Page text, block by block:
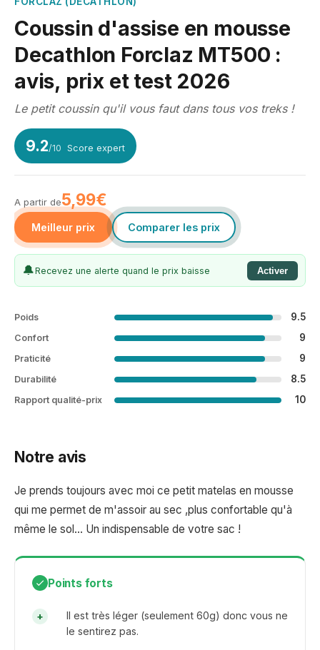
Coussin d'assise en mousse
Decathlon Forclaz MT500 :
avis, prix et test 2026
Le petit coussin qu'il vous faut dans tous vos treks !
9.2/10 Score expert
A partir de5,99€
Meilleur prix Comparer les prix
🔔Recevez une alerte quand le prix baisse Activer
Poids 9.5
Confort 9
Praticité 9
Durabilité 8.5
Rapport qualité-prix 10
Notre avis
Je prends toujours avec moi ce petit matelas en mousse
qui me permet de m'assoir au sec ,plus confortable qu'à
même le sol... Un indispensable de votre sac !
Points forts
Il est très léger (seulement 60g) donc vous ne
le sentirez pas.